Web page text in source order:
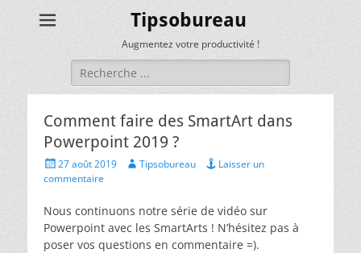
Tipsobureau
Augmentez votre productivité !
Rechercher :
Comment faire des SmartArt dans
Powerpoint 2019 ?
Posted
on
27 août 2019 Author
Tipsobureau
Laisser un
commentaire
Nous continuons notre série de vidéo sur
Powerpoint avec les SmartArts ! N’hésitez pas à
poser vos questions en commentaire =).